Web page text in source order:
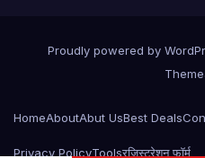
Proudly powered by
HomeAboutAbut UsBest Deals
Privacy PolicyToolsरजिस्ट्रेशन फॉर्म